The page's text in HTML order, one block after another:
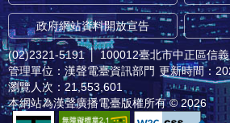
政府網站資料開放宣告
(02)2321-5191 │ 100012臺北市中正區信
管理單位：漢聲電臺資訊部門 更新時間：
瀏覽人次：21,553,601
本網站為漢聲廣播電臺版權所有 © 2026